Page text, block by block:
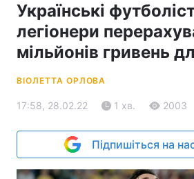
Українські
легіонери
мільйонів гривень
ВІОЛЕТТА ОРЛОВА
17:58, 28.02.22 1 хв. 2003
Підпишіться на